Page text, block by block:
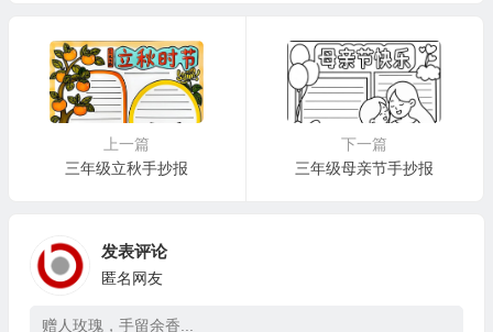
上一篇
三年级立秋手抄报
下一篇
三年级母亲节手抄报
发表评论
匿名网友